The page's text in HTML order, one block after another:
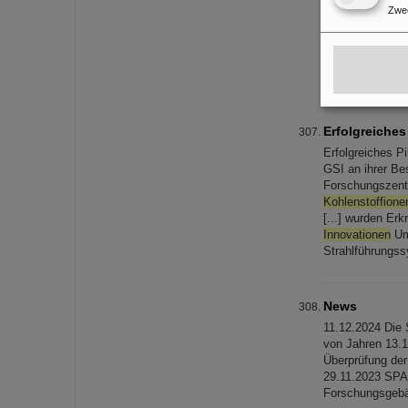
[...] n. SMT ist
den beiden
Erfolgreiches
GSI an ihrer
[...] wurden
Innovationen
News
11.12.2024
von Jahren
Überprüfung
29.11.2023